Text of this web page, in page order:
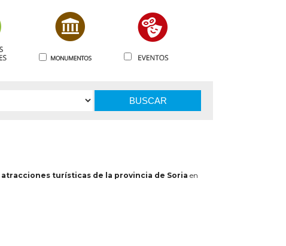
BUSCAR
atracciones turísticas de la provincia de Soria en